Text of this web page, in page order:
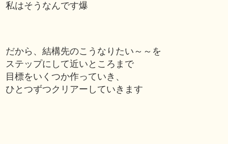
私はそうなんです爆
だから、結構先のこうなりたい～～を
ステップにして近いところまで
目標をいくつか作っていき、
ひとつずつクリアーしていきます